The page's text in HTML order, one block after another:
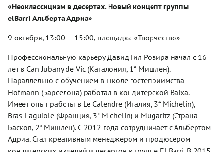
«Неоклассицизм в десертах. Новый концепт группы
elВarri Альберта Адриа»
9 октября, 13:00 — 15:00, площадка «Творчество»
Профессиональную карьеру Давид Гил Ровира начал с 16
лет в Can Jubany de Vic (Каталония, 1* Мишлен).
Параллельно с обучением в школе гостеприимства
Hofmann (Барселона) работал в кондитерской Baixa.
Имеет опыт работы в Le Calendre (Италия, 3* Michelin),
Bras-Laguiole (Франция, 3* Michelin) и Mugaritz (Страна
Басков, 2* Мишлен). С 2012 года сотрудничает с Альбертом
Адриа. Стал креативным менеджером и продюсером